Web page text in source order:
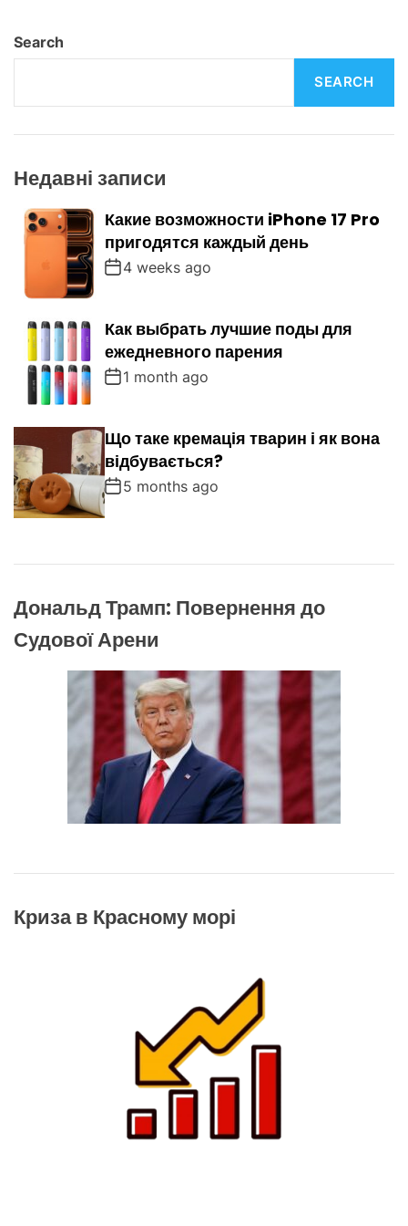
n
Search
SEARCH
Недавні записи
Какие возможности iPhone 17 Pro
пригодятся каждый день
4 weeks ago
Как выбрать лучшие поды для
ежедневного парения
1 month ago
Що таке кремація тварин і як вона
відбувається?
5 months ago
Дональд Трамп: Повернення до
Судової Арени
Криза в Красному морі